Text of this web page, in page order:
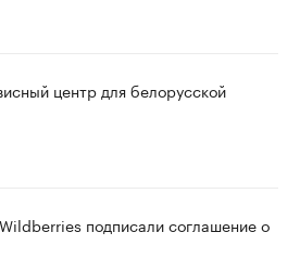
центр для белорусской
подписали соглашение о